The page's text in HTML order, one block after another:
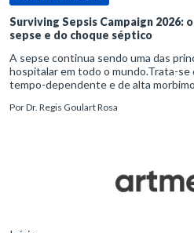
Surviving Sepsis Campaign 2026:
sepse e do choque séptico
A sepse continua sendo uma das
hospitalar em todo o mundo.Trata-se
tempo-dependente e de alta
para o desfe
PorDr. Regis Goulart Rosa